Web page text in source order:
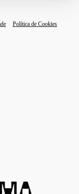
Política de Cookies